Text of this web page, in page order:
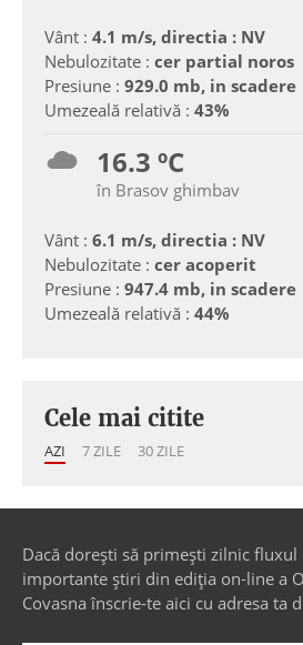
Vânt : 4.1 m/s, directia : NV
Nebulozitate : cer partial noros
Presiune : 929.0 mb, in scadere
Umezeală relativă : 43%
16.3 ºC
în Brasov ghimbav
Vânt : 6.1 m/s, directia : NV
Nebulozitate : cer acoperit
Presiune : 947.4 mb, in scadere
Umezeală relativă : 44%
Cele mai citite
AZI 7 ZILE 30 ZILE
Dacă dorești să primești zilnic fluxul
importante știri din ediția on-line a
Covasna înscrie-te aici cu adresa ta